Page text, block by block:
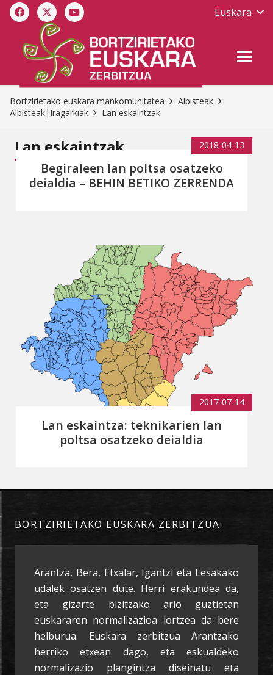
Euskara
Bortzirietako euskara mankomunitatea
Albisteak
Albisteak|Iragarkiak
Lan eskaintzak
Lan eskaintzak 2018-04-13
Begiraleen lan poltsa osatzeko
deialdia – BEHIN BETIKO ZERRENDA
2017-07-14
Lan eskaintza: teknikarien lan
poltsa osatzeko deialdia
BORTZIRIETAKO EUSKARA ZERBITZUA:
Arantza, Bera, Etxalar, Igantzi eta Lesakako
udalek osatzen dute. Herri erakundea da,
eta gizarte bizitzako arlo guztietan
euskararen normalizazioa lortzea da bere
helburua. Euskara zerbitzua Arantzako
herriko etxean dago, eta eskualdeko
normalizazio plangintza diseinatu eta